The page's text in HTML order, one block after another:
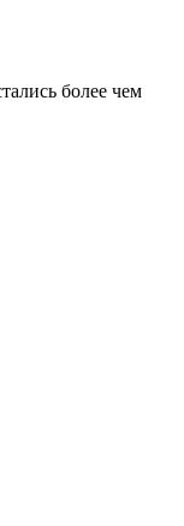
более чем